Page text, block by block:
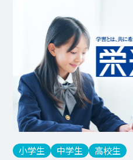
小学生 中学生 高校生